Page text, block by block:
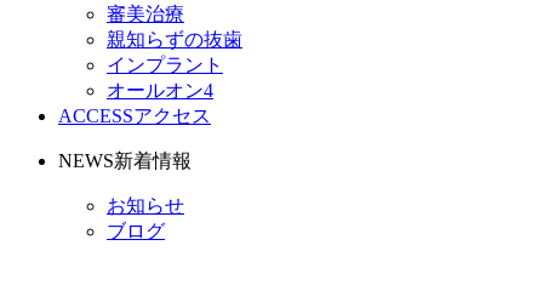
審美治療
親知らずの抜歯
インプラント
オールオン4
ACCESSアクセス
NEWS新着情報
お知らせ
ブログ